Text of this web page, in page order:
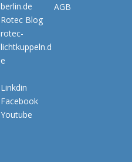
berlin.de
Rotec Blog
rotec-
lichtkuppeln.d
e
Linkdin
Facebook
Youtube
AGB